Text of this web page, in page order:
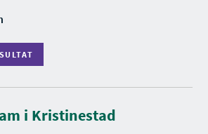
i Kristinestad